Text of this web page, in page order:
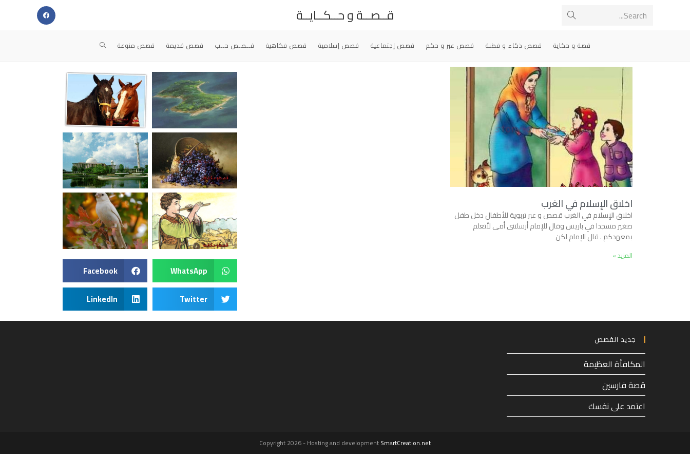
Search... قــصــة و حــكــايــة
قصة و حكاية قصص ذكاء و فطنة قصص عبر و حكم قصص إجتماعية قصص إسلامية قصص فكاهية قــصـص حــب قصص قديمة قصص منوعة
اخلاق الإسلام في الغرب
اخلاق الإسلام في الغرب قصص و عبر تربوية للأطفال دخل طفل
صغير مسجدا في باريس وقال للإمام أرسلتنى أمى لأتعلم
بمعهدكم . قال الإمام لكن
المزيد »
WhatsApp
Facebook
Twitter
LinkedIn
جديد القصص
المكافأة العظيمة
قصة فارسين
اعتمد على نفسك
Copyright 2026 - Hosting and developmentSmartCreation.net